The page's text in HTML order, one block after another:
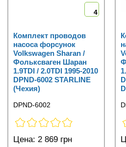
4
Комплект проводов
насоса форсунок
Volkswagen Sharan /
Фольксваген Шаран
1.9TDI / 2.0TDI 1995-2010
DPND-6002 STARLINE
(Чехия)
DPND-6002
Цена: 2 869 грн